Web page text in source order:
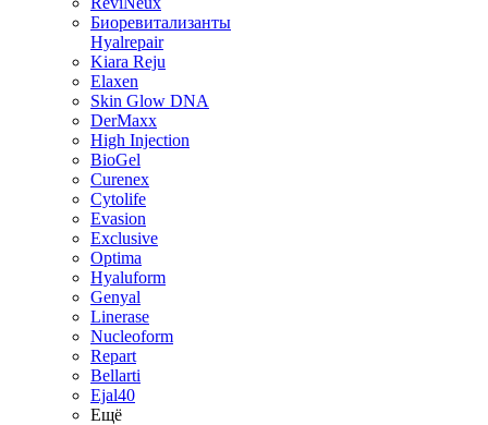
Биоревитализанты
Hyalrepair
Kiara Reju
Elaxen
Skin Glow DNA
DerMaxx
High Injection
BioGel
Curenex
Cytolife
Evasion
Exclusive
Optima
Hyaluform
Genyal
Linerase
Nucleoform
Repart
Bellarti
Ejal40
Ещё